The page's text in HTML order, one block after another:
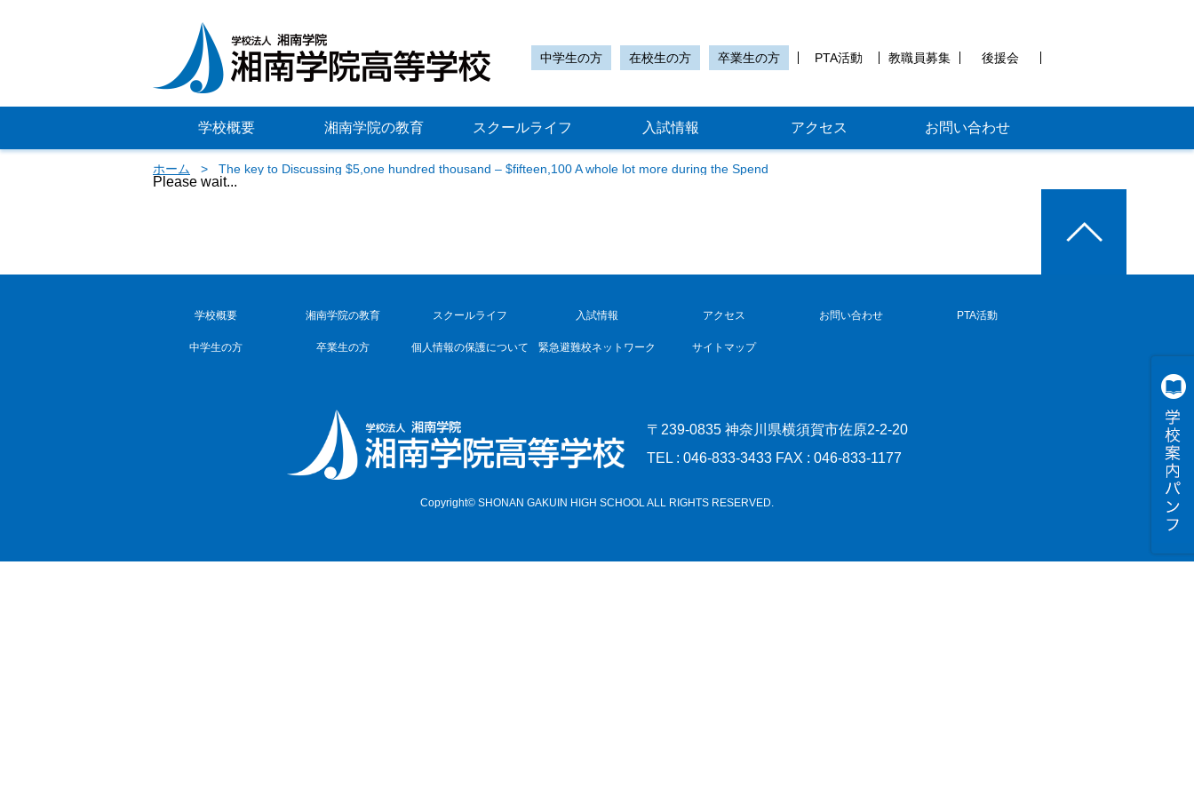
中学生の方 在校生の方 卒業生の方 PTA活動 教職員募集 後援会
学校概要 湘南学院の教育 スクールライフ 入試情報 アクセス お問い合わせ
ホーム The key to Discussing $5,one hundred thousand – $fifteen,100 A whole lot more during the Spend
Please wait...
学校概要 湘南学院の教育 スクールライフ 入試情報 アクセス お問い合わせ PTA活動
中学生の方 卒業生の方 個人情報の保護について 緊急避難校ネットワーク サイトマップ
〒239-0835 神奈川県横須賀市佐原2-2-20
TEL : 046-833-3433 FAX : 046-833-1177
Copyright© SHONAN GAKUIN HIGH SCHOOL ALL RIGHTS RESERVED.